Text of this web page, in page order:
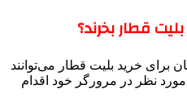
قطار بخرند؟
برای خرید بلیت قطار می‌توانند
نظر در مرورگر خود اقدام